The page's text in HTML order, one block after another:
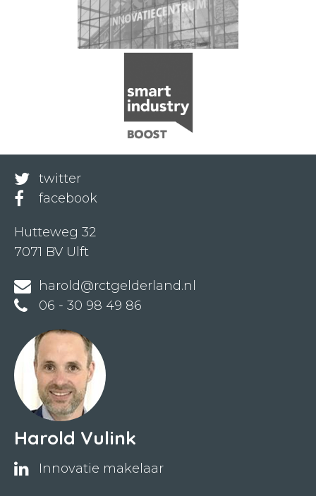
twitter
facebook
Hutteweg 32
7071 BV Ulft
harold@rctgelderland.nl
06 - 30 98 49 86
Harold Vulink
Innovatie makelaar